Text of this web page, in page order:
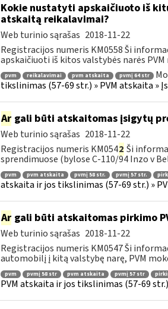
Kokie nustatyti apskaičiuoto iš
atskaitą reikalavimai?
Web turinio sąrašas 2018-11-22
Registracijos numeris KM0558 Ši
apskaičiuoti iš kitos valstybės narės
pvm reikalavimai pvm atskaita pvmį 64 str
tikslinimas (57-69 str.) » PVM atskaita »
Argali būti atskaitomas įsigytų
Web turinio sąrašas 2018-11-22
Registracijos numeris KM0542 Ši
sprendimuose (bylose C-110/94 Inzo v
pvm pvm atskaita pvmį 58 str. pvmį 57 str.
atskaita ir jos tikslinimas (57-69 str.) »
Argali būti atskaitomas pirkimo
Web turinio sąrašas 2018-11-22
Registracijos numeris KM0547 Ši
automobilį į kitą valstybę narę, PVM
pvm pvmį 58 str pvm atskaita pvmį 57 str
PVM atskaita ir jos tikslinimas (57-69